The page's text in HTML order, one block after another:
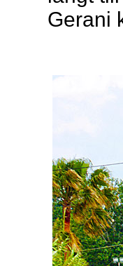
Gerani